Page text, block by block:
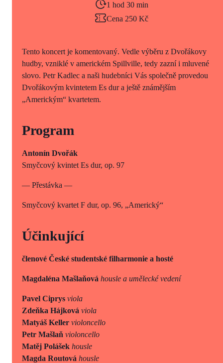
1 hod 30 min
Cena 250 Kč
Tento koncert je komentovaný. Vedle výběru z Dvořákovy
hudby, vzniklé v americkém Spillville, tedy zazní i mluvené
slovo. Petr Kadlec a naši hudebníci Vás společně provedou
Dvořákovým kvintetem Es dur a ještě známějším
„Americkým“ kvartetem.
Program
Antonín Dvořák
Smyčcový kvintet Es dur, op. 97
— Přestávka —
Smyčcový kvartet F dur, op. 96, „Americký“
Účinkující
členové České studentské filharmonie a hosté
Magdaléna Mašlaňová housle a umělecké vedení
Pavel Ciprys viola
Zdeňka Hájková viola
Matyáš Keller violoncello
Petr Mašlaň violoncello
Matěj Polášek housle
Magda Routová housle